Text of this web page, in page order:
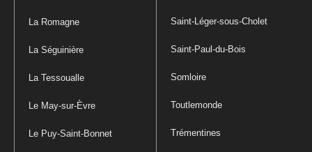
La Romagne
La Séguinière
La Tessoualle
Le May-sur-Èvre
Le Puy-Saint-Bonnet
Saint-Léger-sous-Cholet
Saint-Paul-du-Bois
Somloire
Toutlemonde
Trémentines